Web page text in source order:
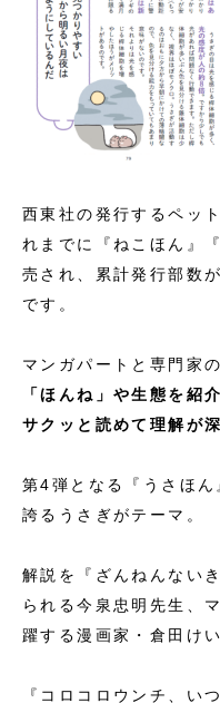
西東社の発行するペッ
れまでに『ねこほん』
売され、累計発行部数
です。
マンガパートと専門家
「ほんね」や生態を紹
サクッと読めて理解が
第4弾となる『うさほ
誇るうさぎがテーマ。
解説を『ざんねんない
られる今泉忠明先生、
躍する漫画家・倉田け
『コロコロウンチ、い